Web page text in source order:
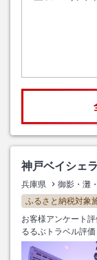
神戸ベイシェ
兵庫県 御影・灘
ふるさと納税対象
お客様アンケート評
るるぶトラベル評価